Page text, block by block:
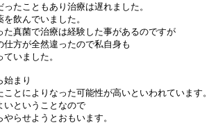
たこともあり治療は遅れました。
飲んでいました。
た真菌で治療は経験した事があるのですが
仕方が全然違ったので私自身も
いました。
始まり
とによりなった可能性が高いといわれています。
いということなので
らせようとおもいます。